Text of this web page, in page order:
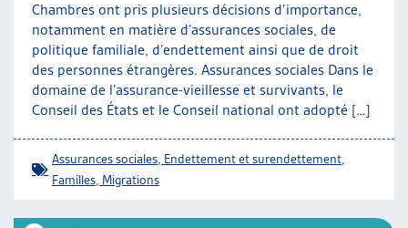
Chambres ont pris plusieurs décisions d’importance,
notamment en matière d’assurances sociales, de
politique familiale, d’endettement ainsi que de droit
des personnes étrangères. Assurances sociales Dans le
domaine de l’assurance-vieillesse et survivants, le
Conseil des États et le Conseil national ont adopté […]
Assurances sociales, Endettement et surendettement,
Familles, Migrations